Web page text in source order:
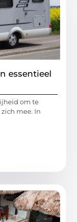
essentieel
om te
mee. In